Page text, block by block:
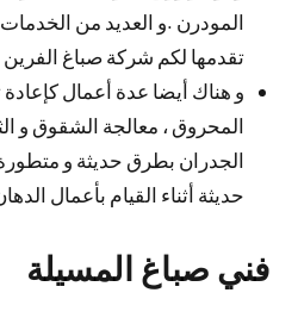
المودرن .و العديد من الخدمات
تقدمها لكم شركة صباغ الفرين
و هناك أيضا عدة أعمال كإعادة
المحروق ، معالجة الشقوق و
الجدران بطرق حديثة و
حديثة أثناء القيام بأعمال
فني صباغ المسيلة